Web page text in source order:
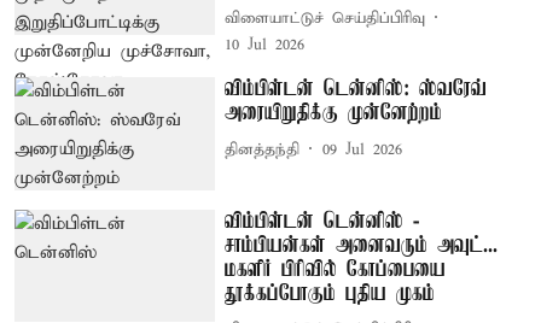
விளையாட்டுச் செய்திப்பிரிவு
10 Jul 2026
விம்பிள்டன் டென்னிஸ்: ஸ்வரேவ்
அரையிறுதிக்கு முன்னேற்றம்
தினத்தந்தி 09 Jul 2026
விம்பிள்டன் டென்னிஸ் -
சாம்பியன்கள் அனைவரும் அவுட்...
மகளிர் பிரிவில் கோப்பையை
தூக்கப்போகும் புதிய முகம்